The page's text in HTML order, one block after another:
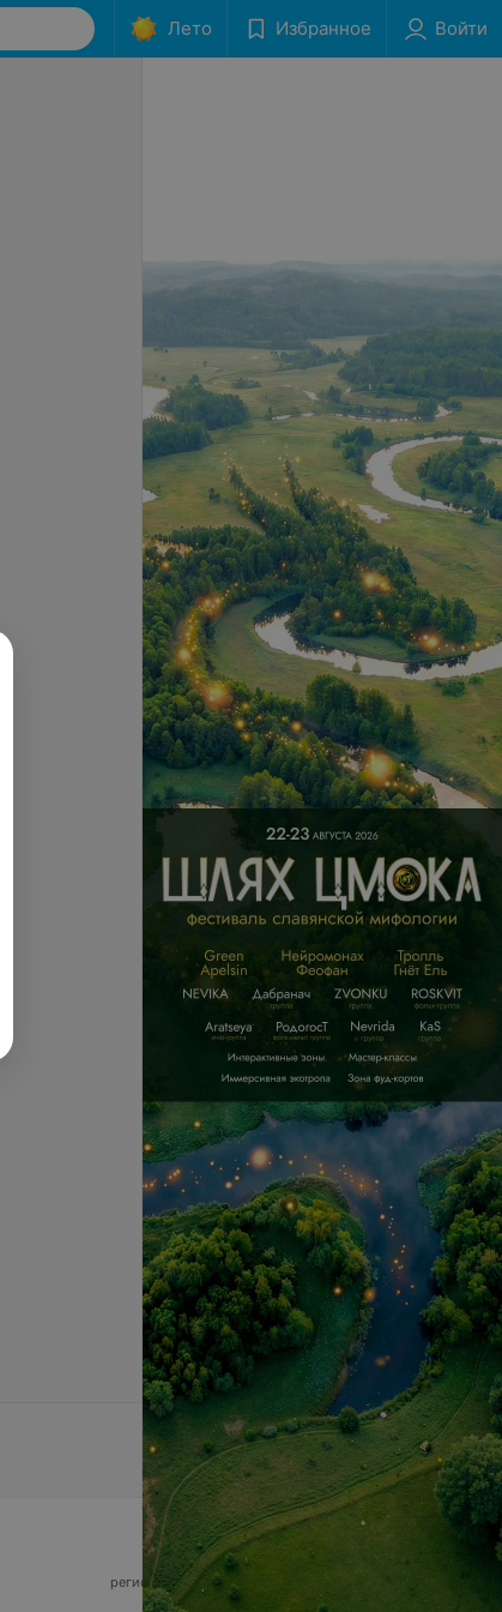
Лето Избранное Войти
© 2026 ООО «Артокс Лаб», УНП 191700409,
регистрирующий орган - Минский горисполком
220012, Республика Беларусь, г. Минск,